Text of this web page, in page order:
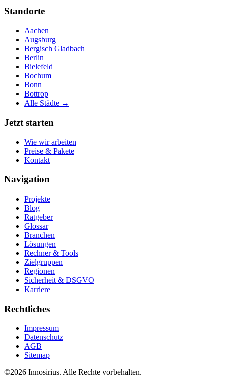
Standorte
Aachen
Augsburg
Bergisch Gladbach
Berlin
Bielefeld
Bochum
Bonn
Bottrop
Alle Städte →
Jetzt starten
Wie wir arbeiten
Preise & Pakete
Kontakt
Navigation
Projekte
Blog
Ratgeber
Glossar
Branchen
Lösungen
Rechner & Tools
Zielgruppen
Regionen
Sicherheit & DSGVO
Karriere
Rechtliches
Impressum
Datenschutz
AGB
Sitemap
©2026 Innosirius. Alle Rechte vorbehalten.